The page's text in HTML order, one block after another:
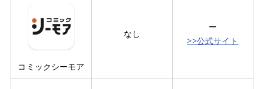
コミックシーモア
なし
ー
>>公式サイト